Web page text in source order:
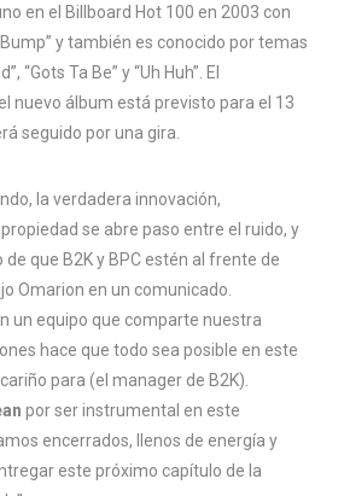
en el Billboard Hot 100 en 2003 con
y también es conocido por temas
“Gots Ta Be” y “Uh Huh”. El
nuevo álbum está previsto para el 13
seguido por una gira.
la verdadera innovación,
se abre paso entre el ruido, y
de que B2K y BPC estén al frente de
Omarion en un comunicado.
un equipo que comparte nuestra
hace que todo sea posible en este
para (el manager de B2K).
por ser instrumental en este
encerrados, llenos de energía y
este próximo capítulo de la